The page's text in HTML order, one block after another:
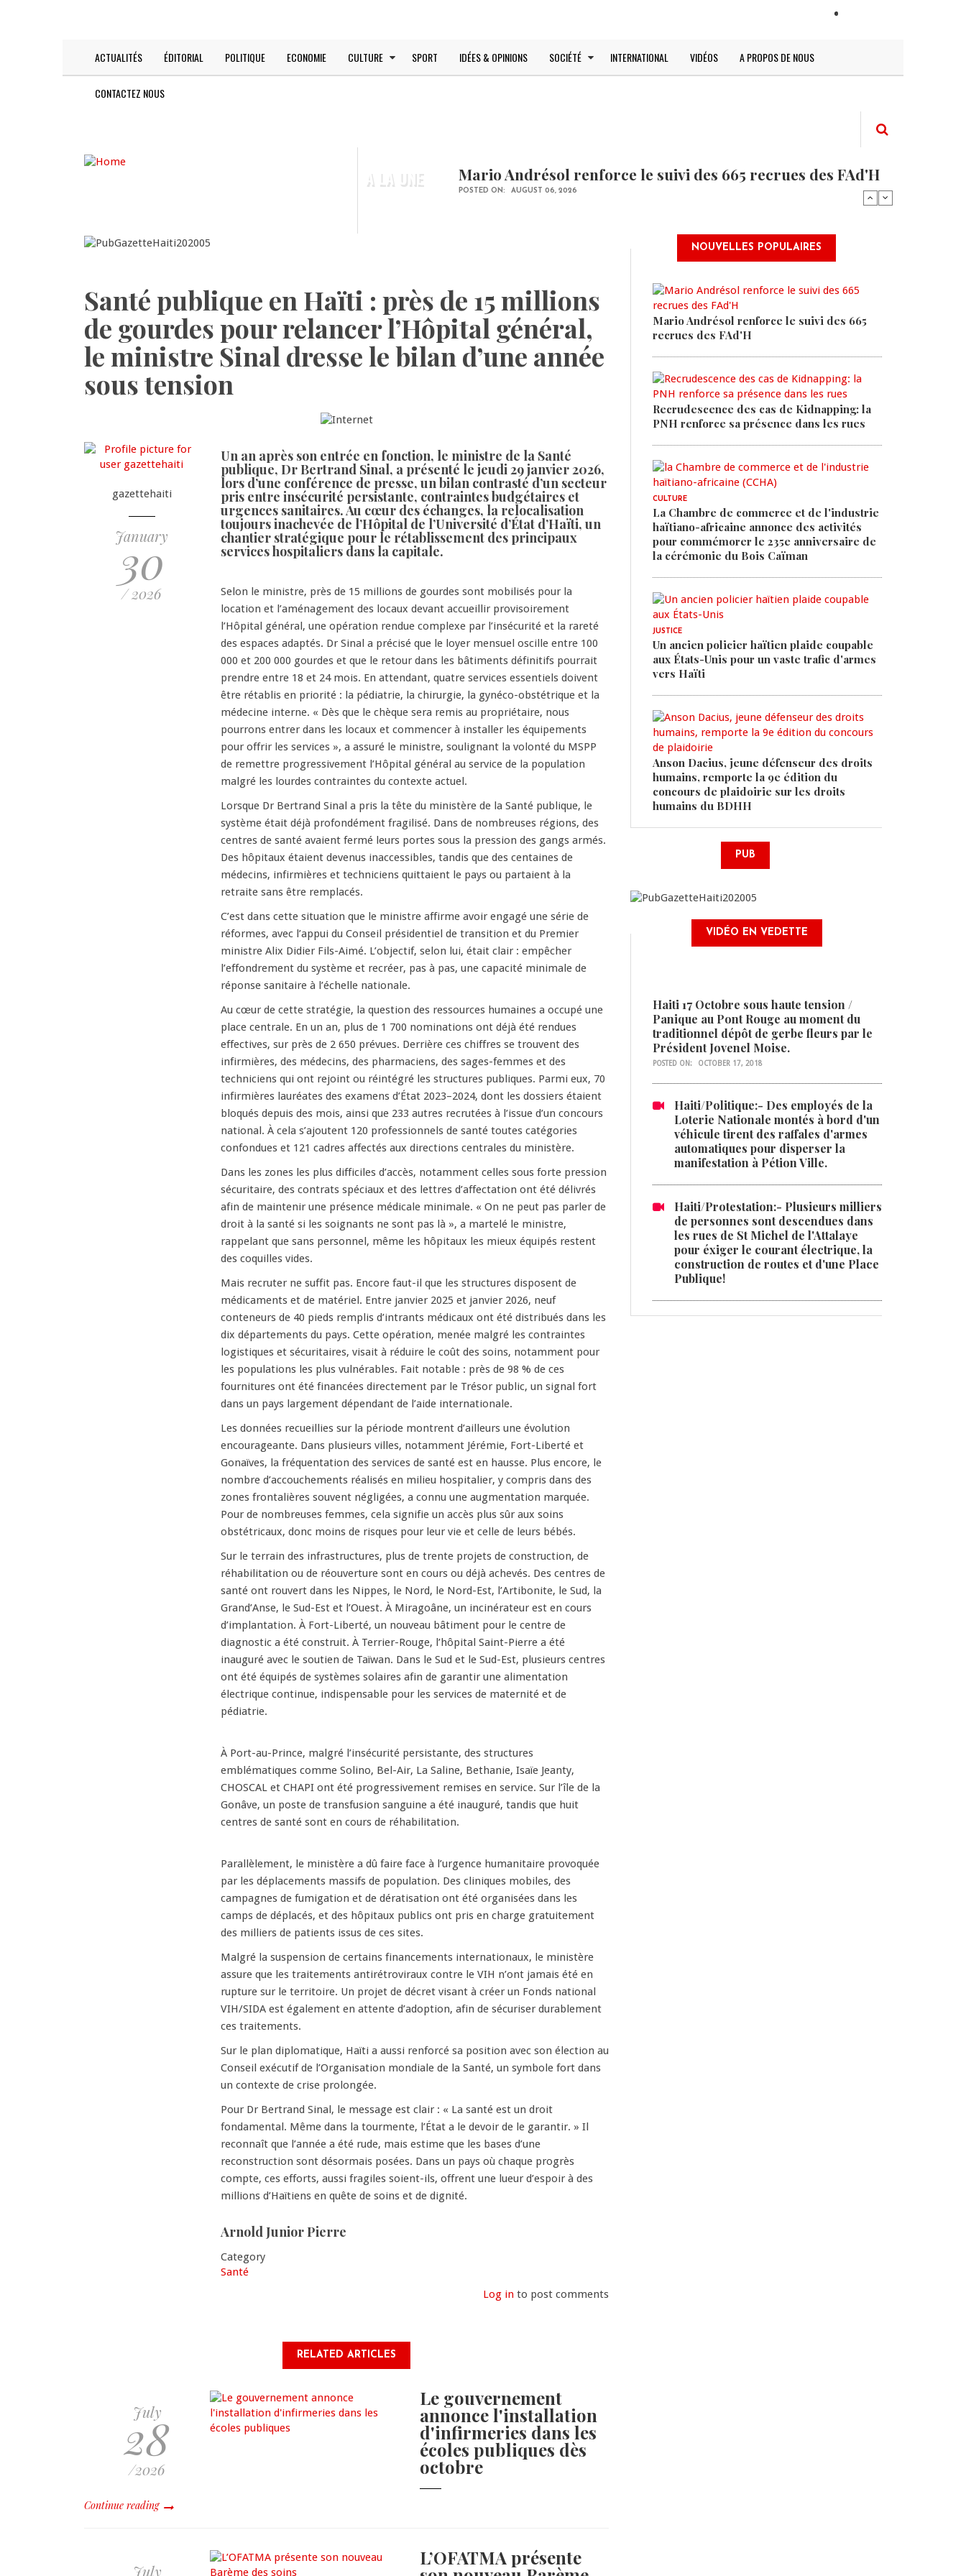
Main
navigation
ACTUALITÉS ÉDITORIAL POLITIQUE ECONOMIE CULTURE SPORT IDÉES & OPINIONS SOCIÉTÉ INTERNATIONAL VIDÉOS A PROPOS DE NOUS
CONTACTEZ NOUS
A LA UNE Mario Andrésol renforce le suivi des 665 recrues des FAd'H
POSTED ON: AUGUST 06, 2026
Santé publique en Haïti : près de 15 millions
de gourdes pour relancer l’Hôpital général,
le ministre Sinal dresse le bilan d’une année
sous tension
gazettehaiti
January
30
/ 2026
Un an après son entrée en fonction, le ministre de la Santé
publique, Dr Bertrand Sinal, a présenté le jeudi 29 janvier 2026,
lors d’une conférence de presse, un bilan contrasté d’un secteur
pris entre insécurité persistante, contraintes budgétaires et
urgences sanitaires. Au cœur des échanges, la relocalisation
toujours inachevée de l’Hôpital de l’Université d’État d’Haïti, un
chantier stratégique pour le rétablissement des principaux
services hospitaliers dans la capitale.
Selon le ministre, près de 15 millions de gourdes sont mobilisés pour la
location et l’aménagement des locaux devant accueillir provisoirement
l’Hôpital général, une opération rendue complexe par l’insécurité et la rareté
des espaces adaptés. Dr Sinal a précisé que le loyer mensuel oscille entre 100
000 et 200 000 gourdes et que le retour dans les bâtiments définitifs pourrait
prendre entre 18 et 24 mois. En attendant, quatre services essentiels doivent
être rétablis en priorité : la pédiatrie, la chirurgie, la gynéco-obstétrique et la
médecine interne. « Dès que le chèque sera remis au propriétaire, nous
pourrons entrer dans les locaux et commencer à installer les équipements
pour offrir les services », a assuré le ministre, soulignant la volonté du MSPP
de remettre progressivement l’Hôpital général au service de la population
malgré les lourdes contraintes du contexte actuel.
Lorsque Dr Bertrand Sinal a pris la tête du ministère de la Santé publique, le
système était déjà profondément fragilisé. Dans de nombreuses régions, des
centres de santé avaient fermé leurs portes sous la pression des gangs armés.
Des hôpitaux étaient devenus inaccessibles, tandis que des centaines de
médecins, infirmières et techniciens quittaient le pays ou partaient à la
retraite sans être remplacés.
C’est dans cette situation que le ministre affirme avoir engagé une série de
réformes, avec l’appui du Conseil présidentiel de transition et du Premier
ministre Alix Didier Fils-Aimé. L’objectif, selon lui, était clair : empêcher
l’effondrement du système et recréer, pas à pas, une capacité minimale de
réponse sanitaire à l’échelle nationale.
Au cœur de cette stratégie, la question des ressources humaines a occupé une
place centrale. En un an, plus de 1 700 nominations ont déjà été rendues
effectives, sur près de 2 650 prévues. Derrière ces chiffres se trouvent des
infirmières, des médecins, des pharmaciens, des sages-femmes et des
techniciens qui ont rejoint ou réintégré les structures publiques. Parmi eux, 70
infirmières lauréates des examens d’État 2023–2024, dont les dossiers étaient
bloqués depuis des mois, ainsi que 233 autres recrutées à l’issue d’un concours
national. À cela s’ajoutent 120 professionnels de santé toutes catégories
confondues et 121 cadres affectés aux directions centrales du ministère.
Dans les zones les plus difficiles d’accès, notamment celles sous forte pression
sécuritaire, des contrats spéciaux et des lettres d’affectation ont été délivrés
afin de maintenir une présence médicale minimale. « On ne peut pas parler de
droit à la santé si les soignants ne sont pas là », a martelé le ministre,
rappelant que sans personnel, même les hôpitaux les mieux équipés restent
des coquilles vides.
Mais recruter ne suffit pas. Encore faut-il que les structures disposent de
médicaments et de matériel. Entre janvier 2025 et janvier 2026, neuf
conteneurs de 40 pieds remplis d’intrants médicaux ont été distribués dans les
dix départements du pays. Cette opération, menée malgré les contraintes
logistiques et sécuritaires, visait à réduire le coût des soins, notamment pour
les populations les plus vulnérables. Fait notable : près de 98 % de ces
fournitures ont été financées directement par le Trésor public, un signal fort
dans un pays largement dépendant de l’aide internationale.
Les données recueillies sur la période montrent d’ailleurs une évolution
encourageante. Dans plusieurs villes, notamment Jérémie, Fort-Liberté et
Gonaïves, la fréquentation des services de santé est en hausse. Plus encore, le
nombre d’accouchements réalisés en milieu hospitalier, y compris dans des
zones frontalières souvent négligées, a connu une augmentation marquée.
Pour de nombreuses femmes, cela signifie un accès plus sûr aux soins
obstétricaux, donc moins de risques pour leur vie et celle de leurs bébés.
Sur le terrain des infrastructures, plus de trente projets de construction, de
réhabilitation ou de réouverture sont en cours ou déjà achevés. Des centres de
santé ont rouvert dans les Nippes, le Nord, le Nord-Est, l’Artibonite, le Sud, la
Grand’Anse, le Sud-Est et l’Ouest. À Miragoâne, un incinérateur est en cours
d’implantation. À Fort-Liberté, un nouveau bâtiment pour le centre de
diagnostic a été construit. À Terrier-Rouge, l’hôpital Saint-Pierre a été
inauguré avec le soutien de Taïwan. Dans le Sud et le Sud-Est, plusieurs centres
ont été équipés de systèmes solaires afin de garantir une alimentation
électrique continue, indispensable pour les services de maternité et de
pédiatrie.
À Port-au-Prince, malgré l’insécurité persistante, des structures
emblématiques comme Solino, Bel-Air, La Saline, Bethanie, Isaïe Jeanty,
CHOSCAL et CHAPI ont été progressivement remises en service. Sur l’île de la
Gonâve, un poste de transfusion sanguine a été inauguré, tandis que huit
centres de santé sont en cours de réhabilitation.
Parallèlement, le ministère a dû faire face à l’urgence humanitaire provoquée
par les déplacements massifs de population. Des cliniques mobiles, des
campagnes de fumigation et de dératisation ont été organisées dans les
camps de déplacés, et des hôpitaux publics ont pris en charge gratuitement
des milliers de patients issus de ces sites.
Malgré la suspension de certains financements internationaux, le ministère
assure que les traitements antirétroviraux contre le VIH n’ont jamais été en
rupture sur le territoire. Un projet de décret visant à créer un Fonds national
VIH/SIDA est également en attente d’adoption, afin de sécuriser durablement
ces traitements.
Sur le plan diplomatique, Haïti a aussi renforcé sa position avec son élection au
Conseil exécutif de l’Organisation mondiale de la Santé, un symbole fort dans
un contexte de crise prolongée.
Pour Dr Bertrand Sinal, le message est clair : « La santé est un droit
fondamental. Même dans la tourmente, l’État a le devoir de le garantir. » Il
reconnaît que l’année a été rude, mais estime que les bases d’une
reconstruction sont désormais posées. Dans un pays où chaque progrès
compte, ces efforts, aussi fragiles soient-ils, offrent une lueur d’espoir à des
millions d’Haïtiens en quête de soins et de dignité.
Arnold Junior Pierre
Category
Santé
Log in to post comments
RELATED ARTICLES
July
28
/2026
Le gouvernement
annonce l'installation
d'infirmeries dans les
écoles publiques dès
octobre
Continue reading
July
L’OFATMA présente
NOUVELLES POPULAIRES
Mario Andrésol renforce le suivi des 665
recrues des FAd'H
Recrudescence des cas de Kidnapping: la
PNH renforce sa présence dans les rues
CULTURE
La Chambre de commerce et de l'industrie
haïtiano-africaine annonce des activités
pour commémorer le 235e anniversaire de
la cérémonie du Bois Caïman
JUSTICE
Un ancien policier haïtien plaide coupable
aux États-Unis pour un vaste trafic d'armes
vers Haïti
Anson Dacius, jeune défenseur des droits
humains, remporte la 9e édition du
concours de plaidoirie sur les droits
humains du BDHH
PUB
VIDÉO EN VEDETTE
Haiti 17 Octobre sous haute tension /
Panique au Pont Rouge au moment du
traditionnel dépôt de gerbe fleurs par le
Président Jovenel Moise.
POSTED ON: OCTOBER 17, 2018
Haiti/Politique:- Des employés de la
Loterie Nationale montés à bord d'un
véhicule tirent des raffales d'armes
automatiques pour disperser la
manifestation à Pétion Ville.
Haiti/Protestation:- Plusieurs milliers
de personnes sont descendues dans
les rues de St Michel de l'Attalaye
pour éxiger le courant électrique, la
construction de routes et d'une Place
Publique!